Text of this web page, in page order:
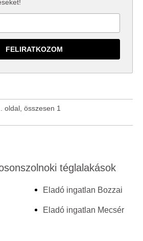
oldal, összesen 1
téglalakások
Eladó ingatlan Bozzai
Eladó ingatlan Mecsér